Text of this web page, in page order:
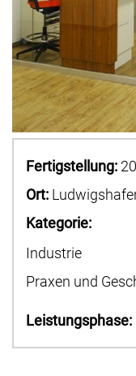
Fertigstellung:
Ort:
Kategorie:
Industrie
Praxen und
Leistungsphase: